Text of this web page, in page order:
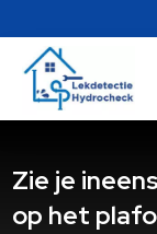
Zie je
op het